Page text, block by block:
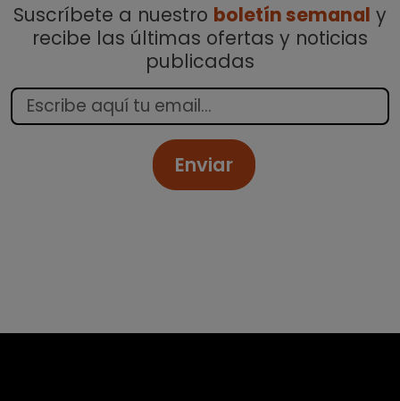
Suscríbete a nuestro boletín semanal y
recibe las últimas ofertas y noticias
publicadas
Enviar